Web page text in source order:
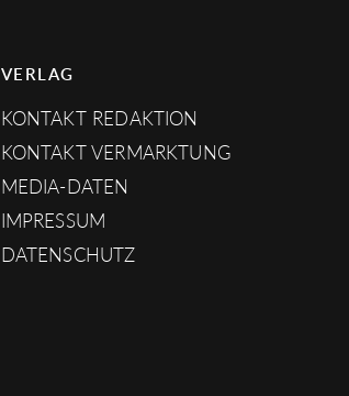
VERLAG
KONTAKT REDAKTION
KONTAKT VERMARKTUNG
MEDIA-DATEN
IMPRESSUM
DATENSCHUTZ